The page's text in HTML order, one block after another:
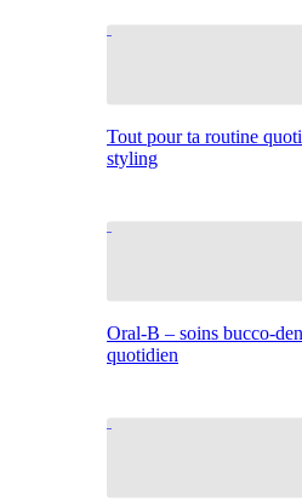
Tout pour ta routine
styling
Oral-B – soins bucco-
quotidien